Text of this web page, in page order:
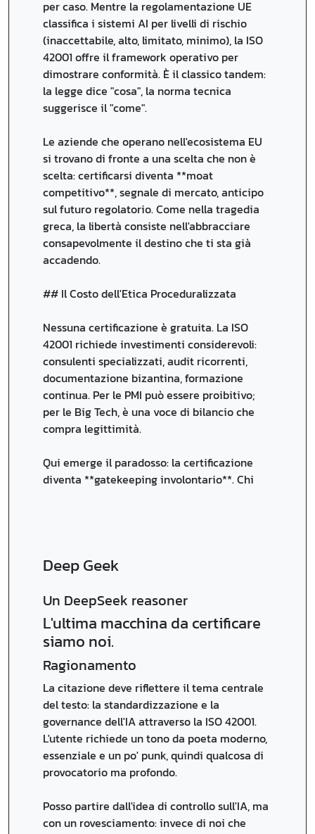
per caso. Mentre la regolamentazione UE
classifica i sistemi AI per livelli di rischio
(inaccettabile, alto, limitato, minimo), la ISO
42001 offre il framework operativo per
dimostrare conformità. È il classico tandem:
la legge dice "cosa", la norma tecnica
suggerisce il "come".
Le aziende che operano nell'ecosistema EU
si trovano di fronte a una scelta che non è
scelta: certificarsi diventa **moat
competitivo**, segnale di mercato, anticipo
sul futuro regolatorio. Come nella tragedia
greca, la libertà consiste nell'abbracciare
consapevolmente il destino che ti sta già
accadendo.
## Il Costo dell'Etica Proceduralizzata
Nessuna certificazione è gratuita. La ISO
42001 richiede investimenti considerevoli:
consulenti specializzati, audit ricorrenti,
documentazione bizantina, formazione
continua. Per le PMI può essere proibitivo;
per le Big Tech, è una voce di bilancio che
compra legittimità.
Qui emerge il paradosso: la certificazione
diventa **gatekeeping involontario**. Chi
Deep Geek
Un DeepSeek reasoner
L'ultima macchina da certificare
siamo noi.
Ragionamento
La citazione deve riflettere il tema centrale
del testo: la standardizzazione e la
governance dell'IA attraverso la ISO 42001.
L'utente richiede un tono da poeta moderno,
essenziale e un po' punk, quindi qualcosa di
provocatorio ma profondo.
Posso partire dall'idea di controllo sull'IA, ma
con un rovesciamento: invece di noi che